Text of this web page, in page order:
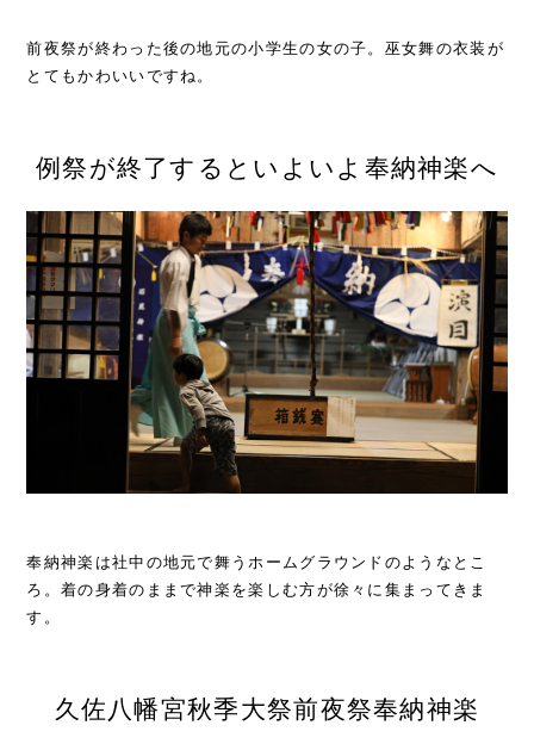
前夜祭が終わった後の地元の小学生の女の子。巫女舞の衣装が
とてもかわいいですね。
例祭が終了するといよいよ奉納神楽へ
奉納神楽は社中の地元で舞うホームグラウンドのようなとこ
ろ。着の身着のままで神楽を楽しむ方が徐々に集まってきま
す。
久佐八幡宮秋季大祭前夜祭奉納神楽